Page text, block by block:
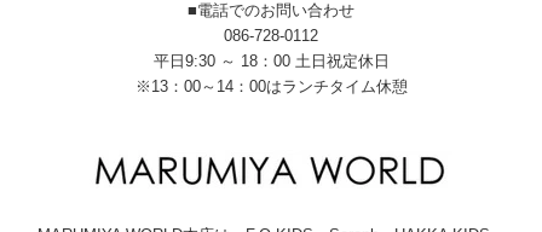
■電話でのお問い合わせ
086-728-0112
平日9:30 ～ 18：00 土日祝定休日
※13：00～14：00はランチタイム休憩